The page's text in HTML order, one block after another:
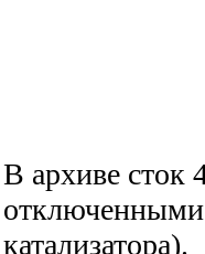
В архиве сток
катализатора).